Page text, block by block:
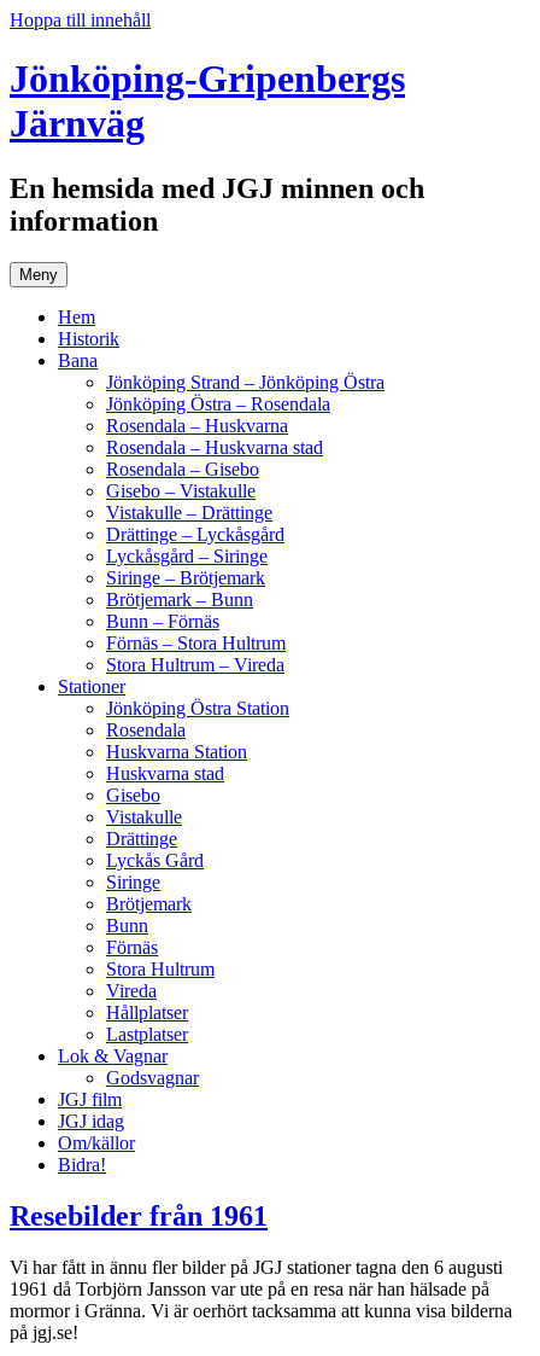
Hoppa till innehåll
Jönköping-Gripenbergs
Järnväg
En hemsida med JGJ minnen och
information
Meny
Hem
Historik
Bana
Jönköping Strand – Jönköping Östra
Jönköping Östra – Rosendala
Rosendala – Huskvarna
Rosendala – Huskvarna stad
Rosendala – Gisebo
Gisebo – Vistakulle
Vistakulle – Drättinge
Drättinge – Lyckåsgård
Lyckåsgård – Siringe
Siringe – Brötjemark
Brötjemark – Bunn
Bunn – Förnäs
Förnäs – Stora Hultrum
Stora Hultrum – Vireda
Stationer
Jönköping Östra Station
Rosendala
Huskvarna Station
Huskvarna stad
Gisebo
Vistakulle
Drättinge
Lyckås Gård
Siringe
Brötjemark
Bunn
Förnäs
Stora Hultrum
Vireda
Hållplatser
Lastplatser
Lok & Vagnar
Godsvagnar
JGJ film
JGJ idag
Om/källor
Bidra!
Resebilder från 1961
Vi har fått in ännu fler bilder på JGJ stationer tagna den 6 augusti
1961 då Torbjörn Jansson var ute på en resa när han hälsade på
mormor i Gränna. Vi är oerhört tacksamma att kunna visa bilderna
på jgj.se!